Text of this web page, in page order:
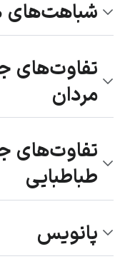
شباهت‌های
تفاوت‌های
مردان
تفاوت‌های
طباطبایی
پانویس